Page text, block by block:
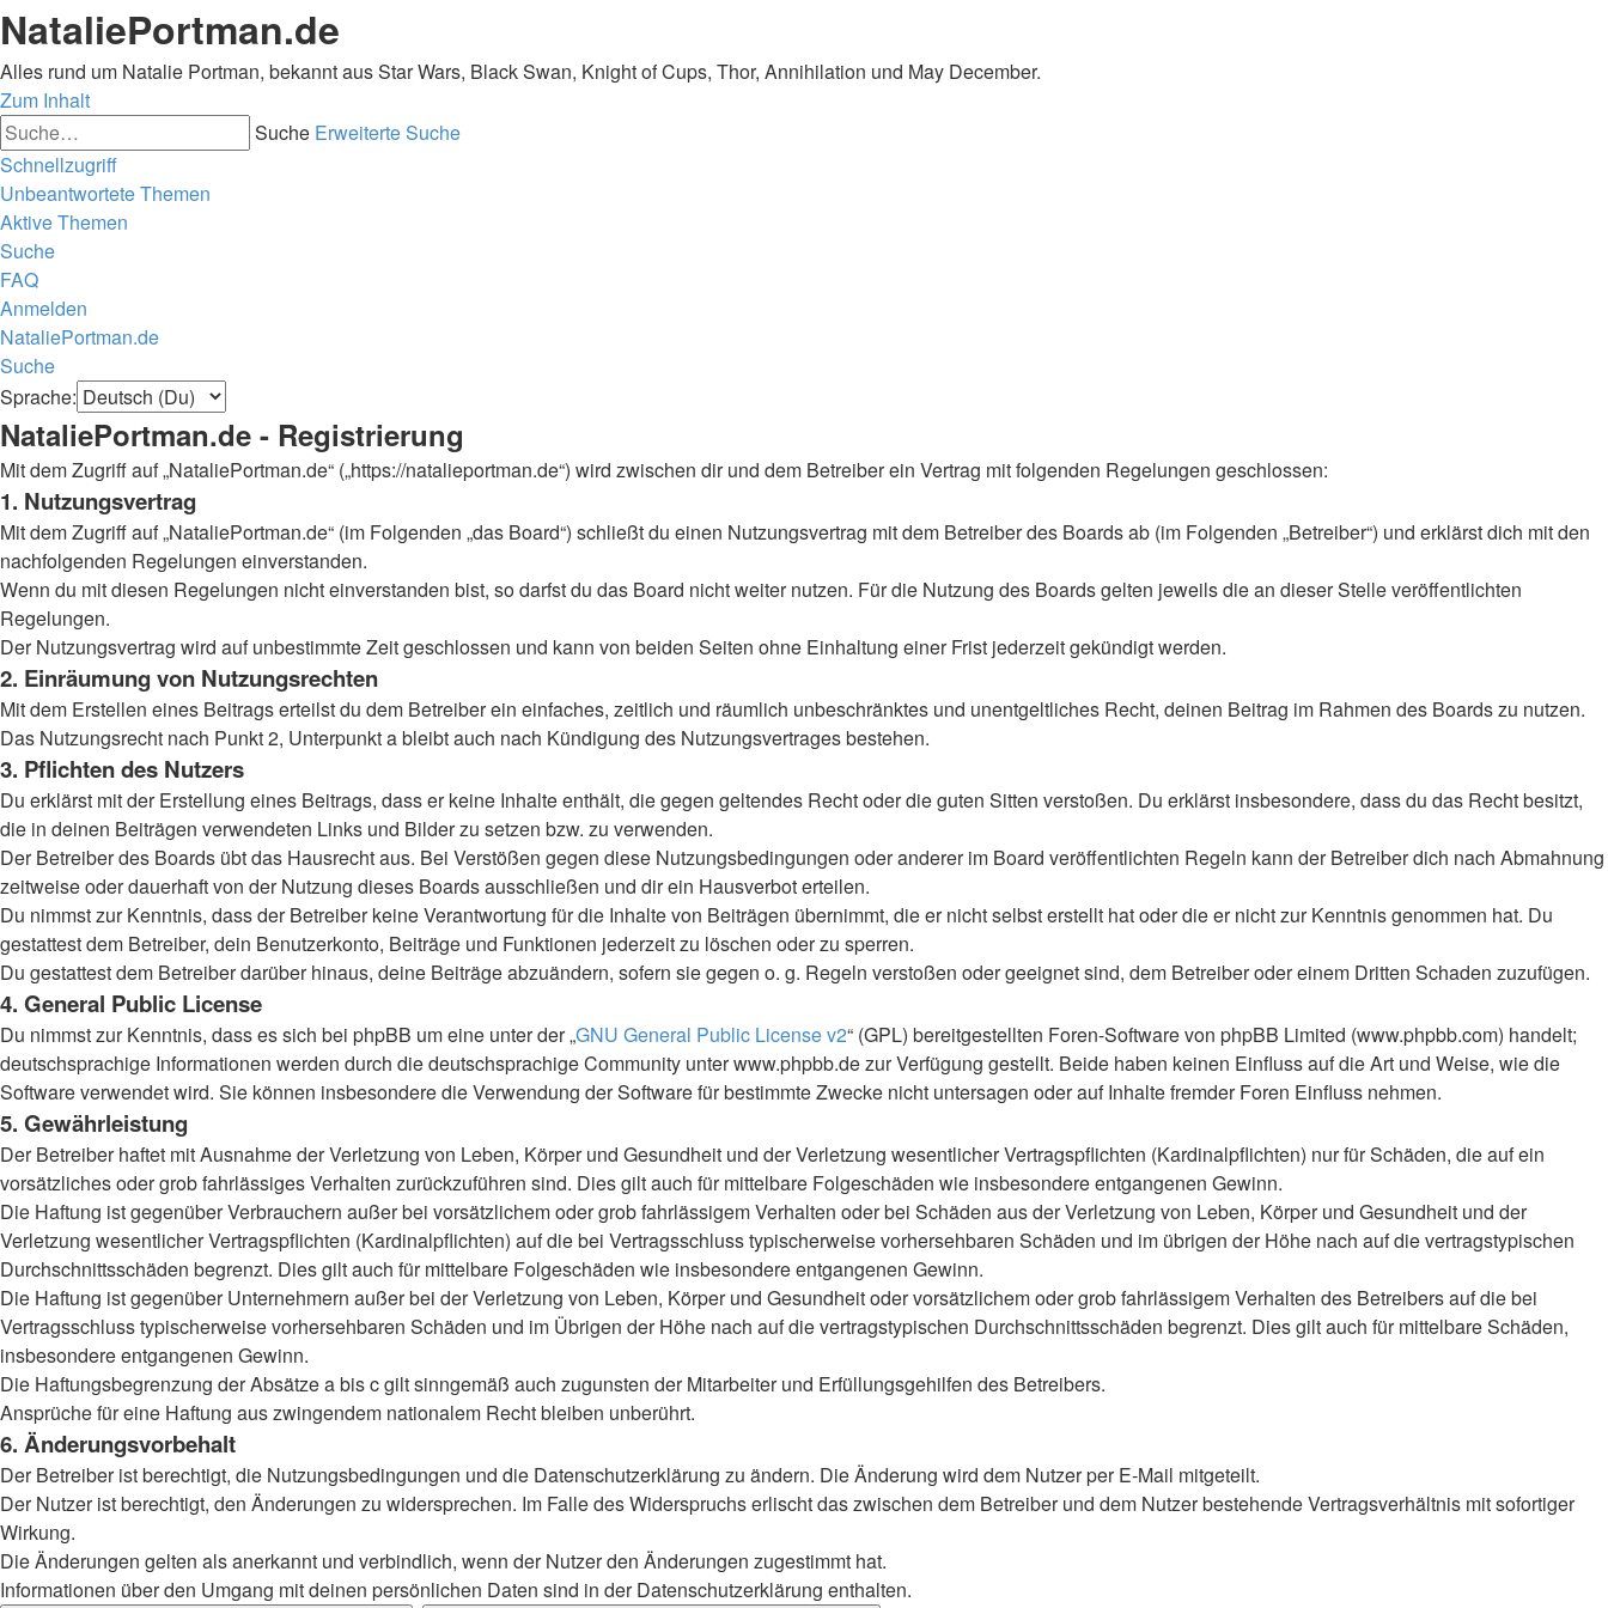
NataliePortman.de
Alles rund um Natalie Portman, bekannt aus Star Wars, Black Swan, Knight of Cups, Thor, Annihilation und May December.
Zum Inhalt
Suche Erweiterte Suche
Schnellzugriff
Unbeantwortete Themen
Aktive Themen
Suche
FAQ
Anmelden
NataliePortman.de
Suche
Sprache:
NataliePortman.de - Registrierung
Mit dem Zugriff auf „NataliePortman.de“ („https://natalieportman.de“) wird zwischen dir und dem Betreiber ein Vertrag mit folgenden Regelungen geschlossen:
1. Nutzungsvertrag
Mit dem Zugriff auf „NataliePortman.de“ (im Folgenden „das Board“) schließt du einen Nutzungsvertrag mit dem Betreiber des Boards ab (im Folgenden „Betreiber“) und erklärst dich mit den
nachfolgenden Regelungen einverstanden.
Wenn du mit diesen Regelungen nicht einverstanden bist, so darfst du das Board nicht weiter nutzen. Für die Nutzung des Boards gelten jeweils die an dieser Stelle veröffentlichten
Regelungen.
Der Nutzungsvertrag wird auf unbestimmte Zeit geschlossen und kann von beiden Seiten ohne Einhaltung einer Frist jederzeit gekündigt werden.
2. Einräumung von Nutzungsrechten
Mit dem Erstellen eines Beitrags erteilst du dem Betreiber ein einfaches, zeitlich und räumlich unbeschränktes und unentgeltliches Recht, deinen Beitrag im Rahmen des Boards zu nutzen.
Das Nutzungsrecht nach Punkt 2, Unterpunkt a bleibt auch nach Kündigung des Nutzungsvertrages bestehen.
3. Pflichten des Nutzers
Du erklärst mit der Erstellung eines Beitrags, dass er keine Inhalte enthält, die gegen geltendes Recht oder die guten Sitten verstoßen. Du erklärst insbesondere, dass du das Recht besitzt,
die in deinen Beiträgen verwendeten Links und Bilder zu setzen bzw. zu verwenden.
Der Betreiber des Boards übt das Hausrecht aus. Bei Verstößen gegen diese Nutzungsbedingungen oder anderer im Board veröffentlichten Regeln kann der Betreiber dich nach Abmahnung
zeitweise oder dauerhaft von der Nutzung dieses Boards ausschließen und dir ein Hausverbot erteilen.
Du nimmst zur Kenntnis, dass der Betreiber keine Verantwortung für die Inhalte von Beiträgen übernimmt, die er nicht selbst erstellt hat oder die er nicht zur Kenntnis genommen hat. Du
gestattest dem Betreiber, dein Benutzerkonto, Beiträge und Funktionen jederzeit zu löschen oder zu sperren.
Du gestattest dem Betreiber darüber hinaus, deine Beiträge abzuändern, sofern sie gegen o. g. Regeln verstoßen oder geeignet sind, dem Betreiber oder einem Dritten Schaden zuzufügen.
4. General Public License
Du nimmst zur Kenntnis, dass es sich bei phpBB um eine unter der „GNU General Public License v2“ (GPL) bereitgestellten Foren-Software von phpBB Limited (www.phpbb.com) handelt;
deutschsprachige Informationen werden durch die deutschsprachige Community unter www.phpbb.de zur Verfügung gestellt. Beide haben keinen Einfluss auf die Art und Weise, wie die
Software verwendet wird. Sie können insbesondere die Verwendung der Software für bestimmte Zwecke nicht untersagen oder auf Inhalte fremder Foren Einfluss nehmen.
5. Gewährleistung
Der Betreiber haftet mit Ausnahme der Verletzung von Leben, Körper und Gesundheit und der Verletzung wesentlicher Vertragspflichten (Kardinalpflichten) nur für Schäden, die auf ein
vorsätzliches oder grob fahrlässiges Verhalten zurückzuführen sind. Dies gilt auch für mittelbare Folgeschäden wie insbesondere entgangenen Gewinn.
Die Haftung ist gegenüber Verbrauchern außer bei vorsätzlichem oder grob fahrlässigem Verhalten oder bei Schäden aus der Verletzung von Leben, Körper und Gesundheit und der
Verletzung wesentlicher Vertragspflichten (Kardinalpflichten) auf die bei Vertragsschluss typischerweise vorhersehbaren Schäden und im übrigen der Höhe nach auf die vertragstypischen
Durchschnittsschäden begrenzt. Dies gilt auch für mittelbare Folgeschäden wie insbesondere entgangenen Gewinn.
Die Haftung ist gegenüber Unternehmern außer bei der Verletzung von Leben, Körper und Gesundheit oder vorsätzlichem oder grob fahrlässigem Verhalten des Betreibers auf die bei
Vertragsschluss typischerweise vorhersehbaren Schäden und im Übrigen der Höhe nach auf die vertragstypischen Durchschnittsschäden begrenzt. Dies gilt auch für mittelbare Schäden,
insbesondere entgangenen Gewinn.
Die Haftungsbegrenzung der Absätze a bis c gilt sinngemäß auch zugunsten der Mitarbeiter und Erfüllungsgehilfen des Betreibers.
Ansprüche für eine Haftung aus zwingendem nationalem Recht bleiben unberührt.
6. Änderungsvorbehalt
Der Betreiber ist berechtigt, die Nutzungsbedingungen und die Datenschutzerklärung zu ändern. Die Änderung wird dem Nutzer per E-Mail mitgeteilt.
Der Nutzer ist berechtigt, den Änderungen zu widersprechen. Im Falle des Widerspruchs erlischt das zwischen dem Betreiber und dem Nutzer bestehende Vertragsverhältnis mit sofortiger
Wirkung.
Die Änderungen gelten als anerkannt und verbindlich, wenn der Nutzer den Änderungen zugestimmt hat.
Informationen über den Umgang mit deinen persönlichen Daten sind in der Datenschutzerklärung enthalten.